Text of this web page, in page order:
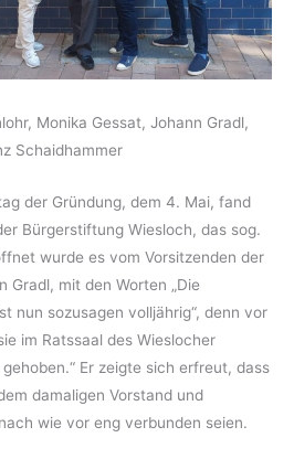
Monika Gessat, Johann Gradl,
Schaidhammer
der Gründung, dem 4. Mai, fand
Bürgerstiftung Wiesloch, das sog.
wurde es vom Vorsitzenden der
Gradl, mit den Worten „Die
nun sozusagen volljährig“, denn vor
im Ratssaal des Wieslocher
Er zeigte sich erfreut, dass
damaligen Vorstand und
wie vor eng verbunden seien.